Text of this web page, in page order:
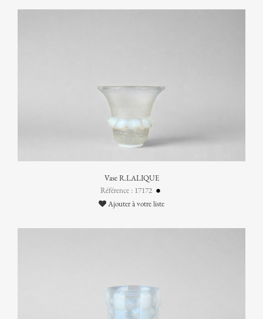
Vase R.LALIQUE
Référence : 17172
Ajouter à votre liste